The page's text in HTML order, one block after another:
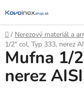
na
obsah
Domov
/ Nerezový materiál a
1/2″ col, Typ 333, nerez
Mufna 1/
nerez